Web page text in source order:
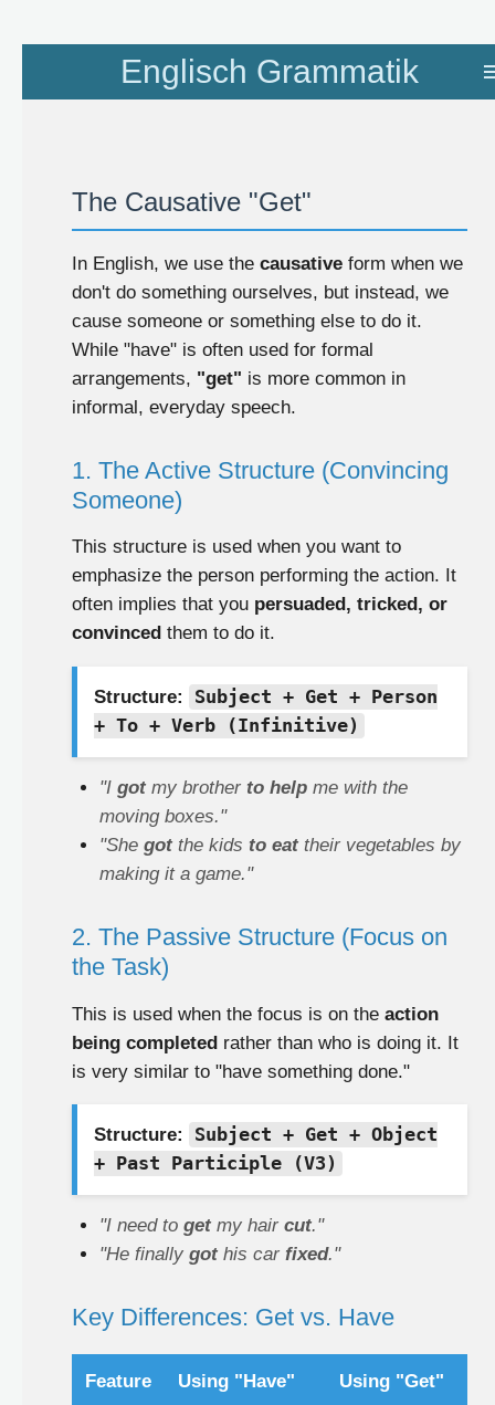
Zum
springen
Englisch Grammatik
The Causative "Get"
In English, we use the causativeform when we
don't do something ourselves, but instead, we
cause someone or something else to do it.
While "have" is often used for formal
arrangements, "get" is more common in
informal, everyday speech.
1. The Active Structure (Convincing
Someone)
This structure is used when you want to
emphasize the person performing the action. It
often implies that you persuaded, tricked, or
convinced them to do it.
Structure:
Subject + Get + Person
+ To + Verb (Infinitive)
"I gotmy brother to helpme with the
moving boxes."
"She gotthe kids to eattheir vegetables by
making it a game."
2. The Passive Structure (Focus on
the Task)
This is used when the focus is on the action
being completedrather than who is doing it. It
is very similar to "have something done."
Structure:
Subject + Get + Object
+ Past Participle (V3)
"I need to getmy hair cut."
"He finally gothis car fixed."
Key Differences: Get vs. Have
Feature Using "Have" Using "Get"